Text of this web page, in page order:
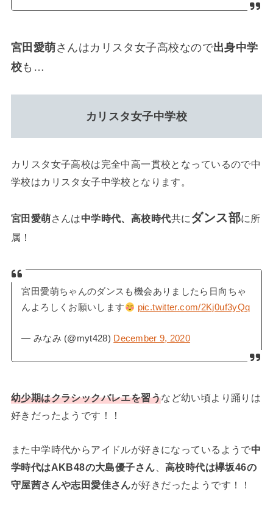
宮田愛萌さんはカリスタ女子高校なので出身中学
校も…
カリスタ女子中学校
カリスタ女子高校は完全中高一貫校となっているので中
学校はカリスタ女子中学校となります。
宮田愛萌さんは中学時代、高校時代共に ダンス部に所
属！
宮田愛萌ちゃんのダンスも機会ありましたら日向ちゃ
んよろしくお願いします
pic.twitter.com/2Kj0uf3yQq
— みなみ (@myt428) December 9, 2020
幼少期はクラシックバレエを習うなど幼い頃より踊りは
好きだったようです！！
また中学時代からアイドルが好きになっているようで中
学時代はAKB48の大島優子さん
高校時代は欅坂46の
守屋茜さんや志田愛佳さんが好きだったようです！！